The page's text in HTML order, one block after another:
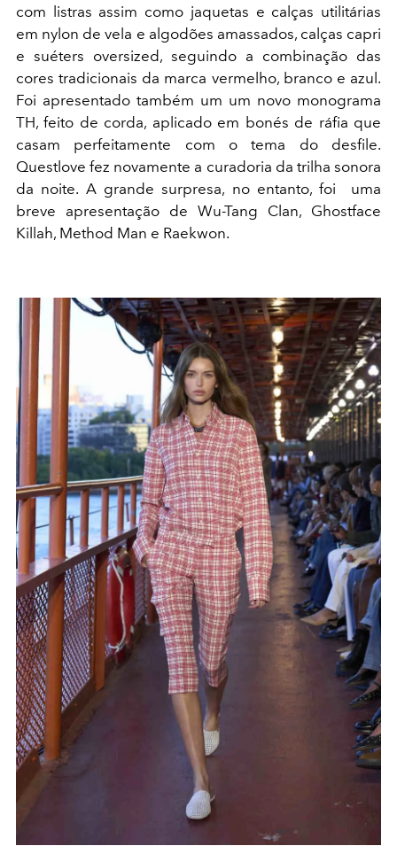
com listras assim como jaquetas e calças utilitárias
em nylon de vela e algodões amassados, calças capri
e suéters oversized, seguindo a combinação das
cores tradicionais da marca vermelho, branco e azul.
Foi apresentado também um um novo monograma
TH, feito de corda, aplicado em bonés de ráfia que
casam perfeitamente com o tema do desfile.
Questlove fez novamente a curadoria da trilha sonora
da noite. A grande surpresa, no entanto, foi uma
breve apresentação de Wu-Tang Clan, Ghostface
Killah, Method Man e Raekwon.